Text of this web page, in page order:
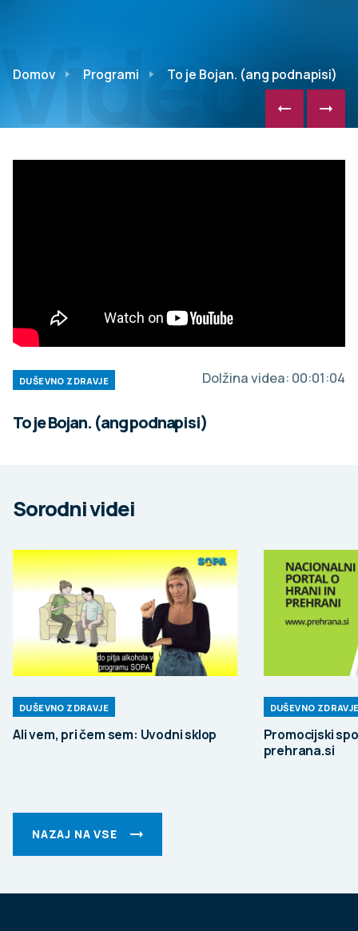
Video
Domov Programi To je Bojan. (ang podnapisi)
DUŠEVNO ZDRAVJE Dolžina videa: 00:01:04
To je Bojan. (ang podnapisi)
Sorodni videi
DUŠEVNO ZDRAVJE
Ali vem, pri čem sem: Uvodni sklop
DUŠEVNO
Promocijski
prehrana.si
NAZAJ NA VSE